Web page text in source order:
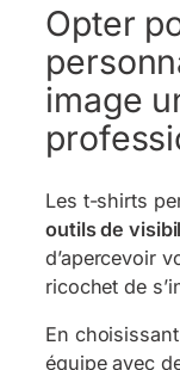
Opter
image
Les t-shirts
outils de
d’apercevoir
ricochet de
En
équipe avec